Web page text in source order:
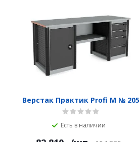
Верстак Практик Profi M № 205
Есть в наличии